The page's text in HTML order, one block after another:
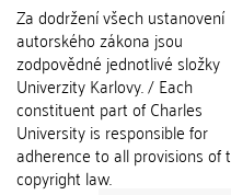
Za dodržení všech ustanovení
autorského zákona jsou
zodpovědné jednotlivé složky
Univerzity Karlovy. / Each
constituent part of Charles
University is responsible for
adherence to all provisions of
copyright law.